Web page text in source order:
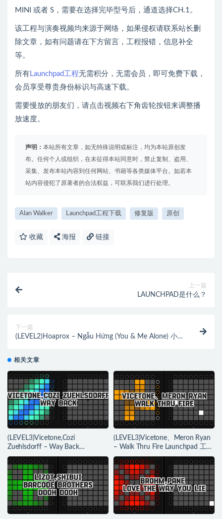
MINI 或者 S，需要在选择完毕型号后，通道选择CH.1。
该工程与演奏视频均来源于网络，如果侵权请联系站长删
除文章，如有问题请在下方留言，工程报错，信息补全
等。
所有Launchpad工程无需积分，无需会员，即可免费下载，
会员享受尊贵身份标识与高速下载。
需要慢放的朋友们，请点击视频右下角齿轮按钮来调整播
放速度。
声明： 本站所有文章，如无特殊说明或标注，均为本站原创发
布。任何个人或组织，在未征得本站同意时，禁止复制、盗用、
采集、发布本站内容到任何网站、书籍等各类媒体平台。如若本
站内容侵犯了原著者的合法权益，可联系我们进行处理。
Alan Walker Launchpad工程下载 修复版 原创
收藏 海报 链接
上一篇
LAUNCHPAD是什么？
下一篇
(LEVEL2)Hoaprox – Ngẫu Hứng (You & Me Alone) 小
相关文章
(LEVEL3)Vicetone,Cozi
Zuehlsdorff – Way Back
Launchpad 工程下载
(LEVEL3)Vicetone、Meron Ryan
– Walk Thru Fire Launchpad 工程
下载